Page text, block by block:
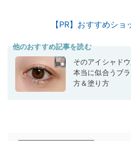
【PR】おすすめショ
他のおすすめ記事を読む
そのアイシャド
本当に似合うブ
方＆塗り方